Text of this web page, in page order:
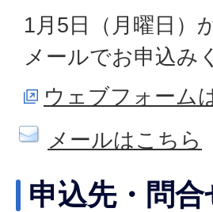
1月5日（月曜日）
メールでお申込み
ウェブフォーム
メールはこちら
申込先・問合